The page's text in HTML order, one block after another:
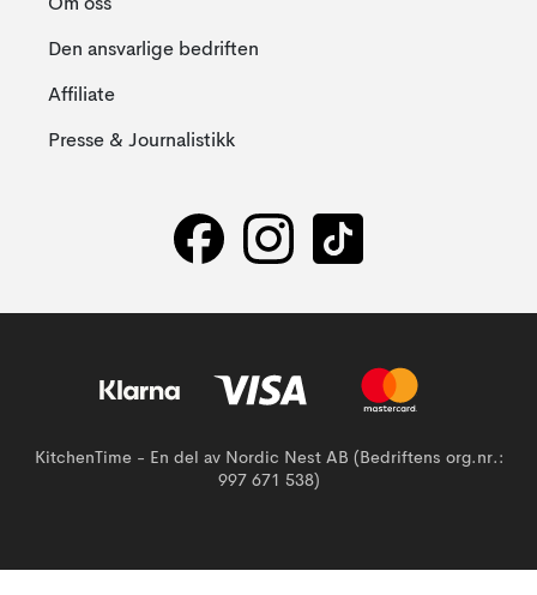
Om oss
Den ansvarlige bedriften
Affiliate
Presse & Journalistikk
KitchenTime - En del av Nordic Nest AB (Bedriftens org.nr.:
997 671 538)